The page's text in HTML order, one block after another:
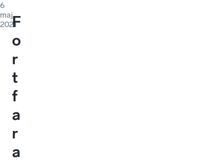
6
maj
2021F
o
r
t
f
a
r
a